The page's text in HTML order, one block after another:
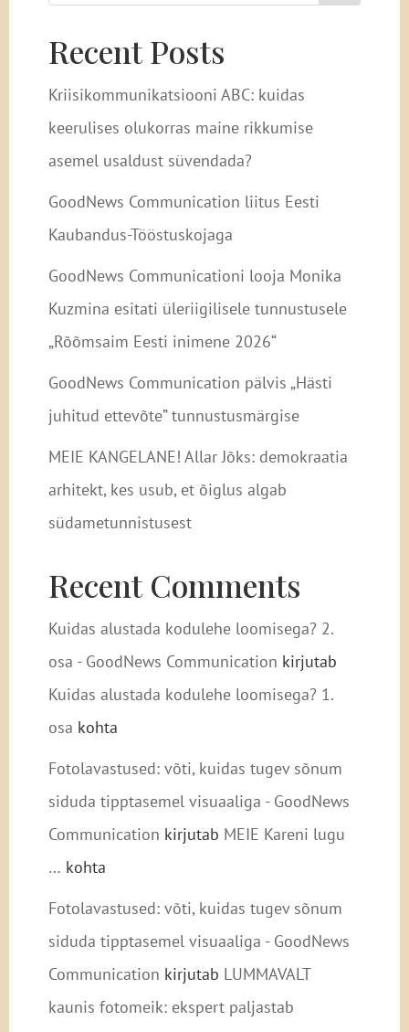
Recent Posts
Kriisikommunikatsiooni ABC: kuidas
keerulises olukorras maine rikkumise
asemel usaldust süvendada?
GoodNews Communication liitus Eesti
Kaubandus-Tööstuskojaga
GoodNews Communicationi looja Monika
Kuzmina esitati üleriigilisele tunnustusele
„Rõõmsaim Eesti inimene 2026“
GoodNews Communication pälvis „Hästi
juhitud ettevõte” tunnustusmärgise
MEIE KANGELANE! Allar Jõks: demokraatia
arhitekt, kes usub, et õiglus algab
südametunnistusest
Recent Comments
Kuidas alustada kodulehe loomisega? 2.
osa - GoodNews Communication kirjutab
Kuidas alustada kodulehe loomisega? 1.
osa kohta
Fotolavastused: võti, kuidas tugev sõnum
siduda tipptasemel visuaaliga - GoodNews
Communication kirjutab MEIE Kareni lugu
… kohta
Fotolavastused: võti, kuidas tugev sõnum
siduda tipptasemel visuaaliga - GoodNews
Communication kirjutab LUMMAVALT
kaunis fotomeik: ekspert paljastab